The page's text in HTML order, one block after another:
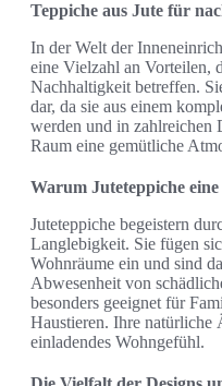
Teppiche aus Jute für
In der Welt der
eine Vielzahl an Vorteilen,
Nachhaltigkeit betreffen.
dar, da sie aus einem
werden und in zahlreichen
Raum eine gemütliche
Warum Juteteppiche
Juteteppiche begeistern
Langlebigkeit. Sie fügen
Wohnräume ein und sind
Abwesenheit von
besonders geeignet für
Haustieren. Ihre natürliche
einladendes Wohngefühl.